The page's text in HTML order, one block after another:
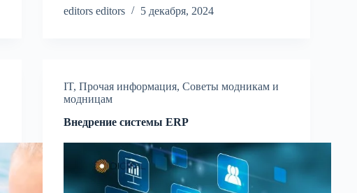
editors editors 5 декабря, 2024
IT, Прочая информация, Советы модникам и
модницам
Внедрение системы ERP